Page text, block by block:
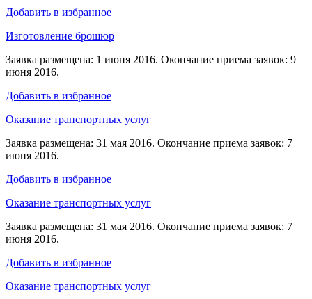
Добавить в избранное
Изготовление брошюр
Заявка размещена: 1 июня 2016. Окончание приема заявок: 9
июня 2016.
Добавить в избранное
Оказание транспортных услуг
Заявка размещена: 31 мая 2016. Окончание приема заявок: 7
июня 2016.
Добавить в избранное
Оказание транспортных услуг
Заявка размещена: 31 мая 2016. Окончание приема заявок: 7
июня 2016.
Добавить в избранное
Оказание транспортных услуг